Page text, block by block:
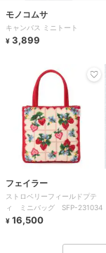
モノコムサ
キャンバス ミニトート
¥ 3,899
フェイラー
ストロベリーフィールドプテ
ィ ミニバッグ SFP-231034
¥ 16,500